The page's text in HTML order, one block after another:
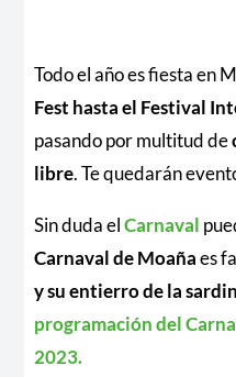
Todo el año es fiesta en
Fest hasta el Festival
pasando por multitud de
libre. Te quedarán
Sin duda elCarnaval
Carnaval de Moañaes
y su entierro de la
programación del
2023.